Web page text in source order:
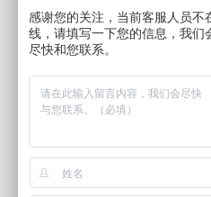
首页
公司介绍
产品展示
技术园地
行业动态
联系我们
感谢您的关注，当前客服人员不
线，请填写一下您的信息，我们
尽快和您联系。